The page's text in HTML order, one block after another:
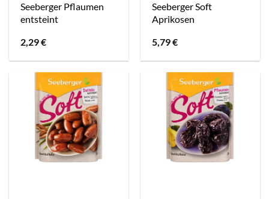
Seeberger Pflaumen
entsteint
2,29€
Seeberger Soft
Aprikosen
5,79€